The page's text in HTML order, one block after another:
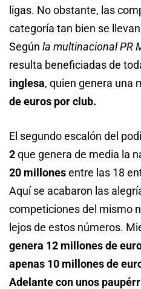
ligas. No obstante, las
categoría tan bien se
Según la multinacional PR
resulta beneficiadas de
inglesa, quien genera una
de euros por club.
El segundo escalón del
2que genera de media la
20 millonesentre las 18
Aquí se acabaron las
competiciones del mismo
lejos de estos números.
genera 12 millones de
apenas 10 millones de
Adelante con unos